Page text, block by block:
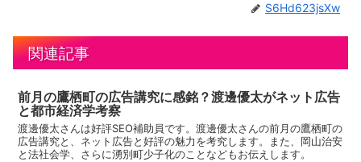
S6Hd623jsXw
関連記事
前月の鷹栖町の広告講究に感銘？渡邊優太がネット広告
と都市経済学考察
渡邊優太さんは好評SEO補助員です。渡邊優太さんの前月の鷹栖町の
広告講究と、ネット広告と好評の魅力を考究します。また、岡山治安
と法社会学、さらに湧別町少子化のことなどもお伝えします。